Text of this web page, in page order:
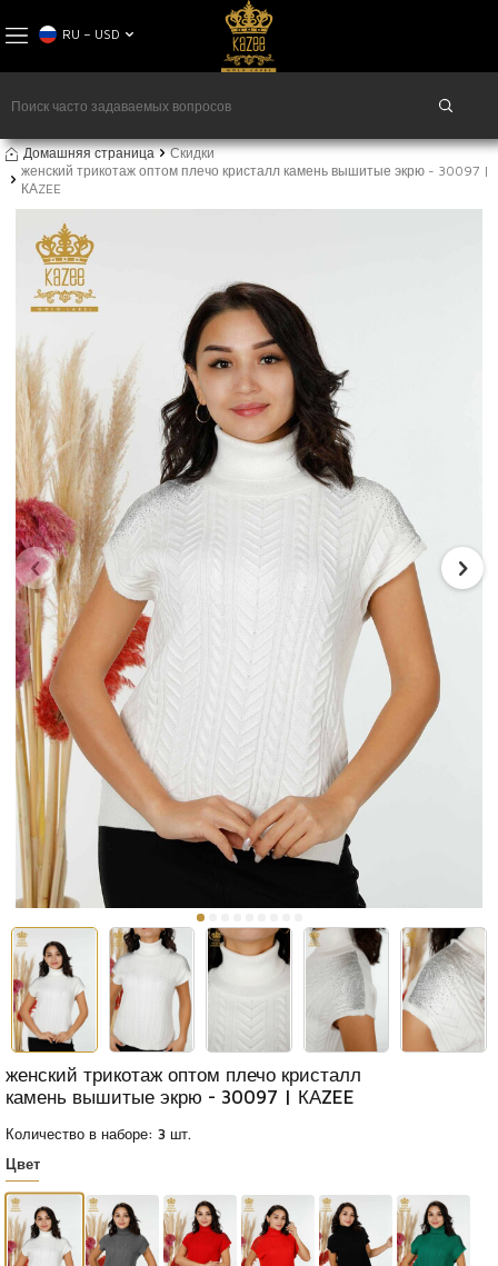
RU − USD
Домашняя страница
Скидки
женский трикотаж оптом плечо кристалл камень вышитые экрю - 30097 |
КАZEE
женский трикотаж оптом плечо кристалл
камень вышитые экрю - 30097 | КАZEE
Количество в наборе: 3 шт.
Цвет